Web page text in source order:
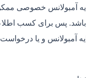
آمبولانس خصوصی
پس برای کسب
آمبولانس و یا درخواست